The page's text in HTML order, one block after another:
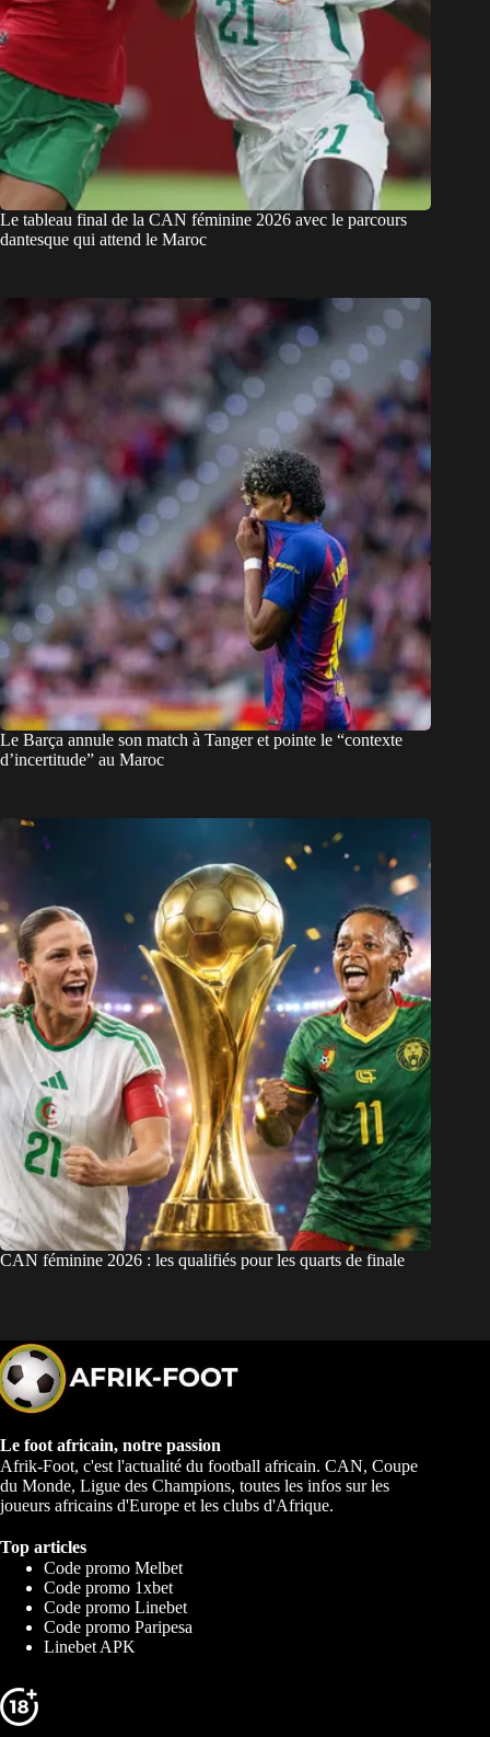
Le tableau final de la CAN féminine 2026 avec le parcours
dantesque qui attend le Maroc
Le Barça annule son match à Tanger et pointe le “contexte
d’incertitude” au Maroc
CAN féminine 2026 : les qualifiés pour les quarts de finale
Le foot africain, notre passion
Afrik-Foot, c'est l'actualité du football africain. CAN, Coupe
du Monde, Ligue des Champions, toutes les infos sur les
joueurs africains d'Europe et les clubs d'Afrique.
Top articles
Code promo Melbet
Code promo 1xbet
Code promo Linebet
Code promo Paripesa
Linebet APK